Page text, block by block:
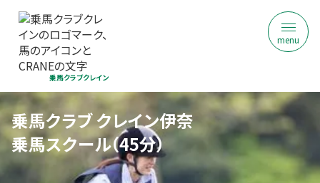
乗馬クラブクレイン
menu
乗馬クラブ クレイン伊奈
乗馬スクール（45分）